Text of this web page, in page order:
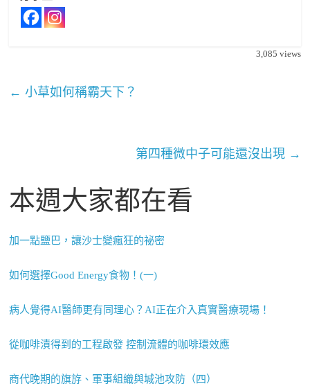
3,085 views
← 小草如何稱霸天下？
第四種微中子可能還沒出現 →
本週大家都在看
加一點鹽巴，讓沙士變瘋狂的祕密
如何選擇Good Energy食物！(一)
病人覺得AI醫師更有同理心？AI正在介入真實醫療現場！
從咖啡漬得到的工程啟發 控制流體的咖啡環效應
商代晚期的旗斿、軍事組織與城池攻防（四）